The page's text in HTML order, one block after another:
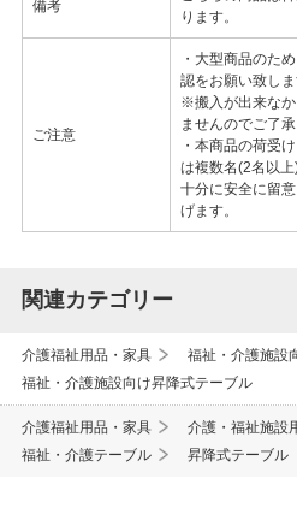
備考
ります。
ご注意
・大型商品のた
認をお願い致しま
※搬入が出来な
ませんのでご了
・本商品の荷受
は複数名(2名以上
十分に安全に留
げます。
関連カテゴリー
介護福祉用品・家具
福祉・介護施設
福祉・介護施設向け昇降式テーブル
介護福祉用品・家具
介護・福祉施設
福祉・介護テーブル
昇降式テーブル